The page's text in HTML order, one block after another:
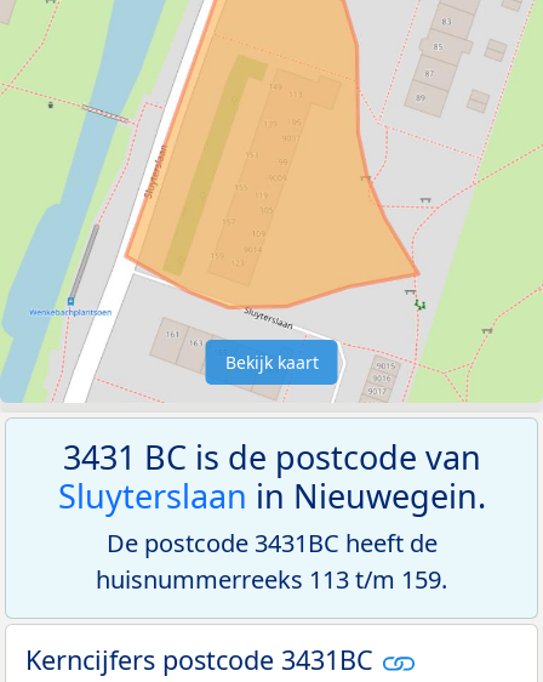
Bekijk kaart
3431 BC is de postcode van
Sluyterslaan in Nieuwegein.
De postcode 3431BC heeft de
huisnummerreeks 113 t/m 159.
Kerncijfers postcode 3431BC